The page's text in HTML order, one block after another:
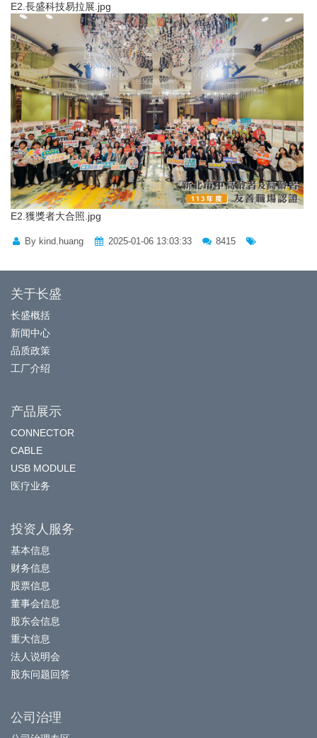
E2.長盛科技易拉展.jpg
E2.獲獎者大合照.jpg
By kind.huang 2025-01-06 13:03:33 8415
关于长盛
长盛概括
新闻中心
品质政策
工厂介绍
产品展示
CONNECTOR
CABLE
USB MODULE
医疗业务
投资人服务
基本信息
财务信息
股票信息
董事会信息
股东会信息
重大信息
法人说明会
股东问题回答
公司治理